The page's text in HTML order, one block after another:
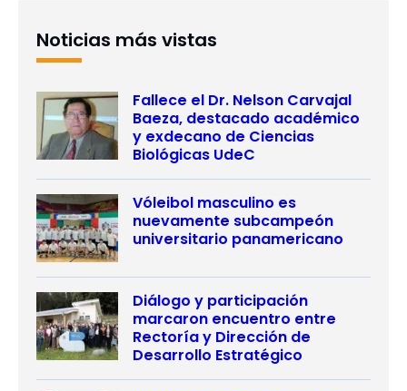
Noticias más vistas
Fallece el Dr. Nelson Carvajal
Baeza, destacado académico
y exdecano de Ciencias
Biológicas UdeC
Vóleibol masculino es
nuevamente subcampeón
universitario panamericano
Diálogo y participación
marcaron encuentro entre
Rectoría y Dirección de
Desarrollo Estratégico